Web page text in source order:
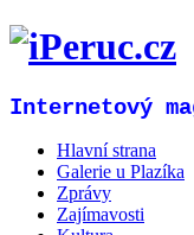
Internetový
Hlavní strana
Galerie u Plazíka
Zprávy
Zajímavosti